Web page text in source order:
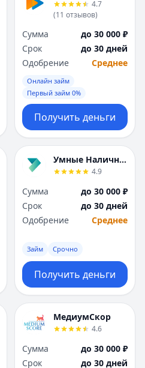
Рязань
С
Самара
Санкт-Петербург
Саратов
Севастополь
Сочи
Сургут
Т
Тверь
Тольятти
Томск
Тула
Тюмень
Ульяновск
Х
Хабаровск
Ч
Чебоксары
Челябинск
Чита
Я
Ярославль
Вся Россия
Рязань
С
Самара
Санкт-Петербург
Саратов
Севастополь
Сочи
Сургут
Т
Тверь
Тольятти
Томск
Тула
Тюмень
Ульяновск
Х
Хабаровск
Ч
Чебоксары
Челябинск
Чита
Я
Ярославль
Вся Россия
4.7
(11 отзывов)
Сумма
до 30 000 ₽
Срок
до 30 дней
Одобрение
Среднее
Онлайн займ
Первый займ 0%
Получить деньги
Умные Наличные
4.9
Сумма
до 30 000 ₽
Срок
до 30 дней
Одобрение
Среднее
Займ Срочно
Получить деньги
МедиумСкор
4.6
Сумма
до 30 000 ₽
Срок
до 30 дней